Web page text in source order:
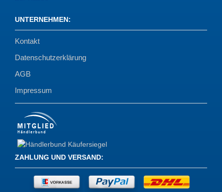
UNTERNEHMEN:
Kontakt
Datenschutzerklärung
AGB
Impressum
ZAHLUNG UND VERSAND: